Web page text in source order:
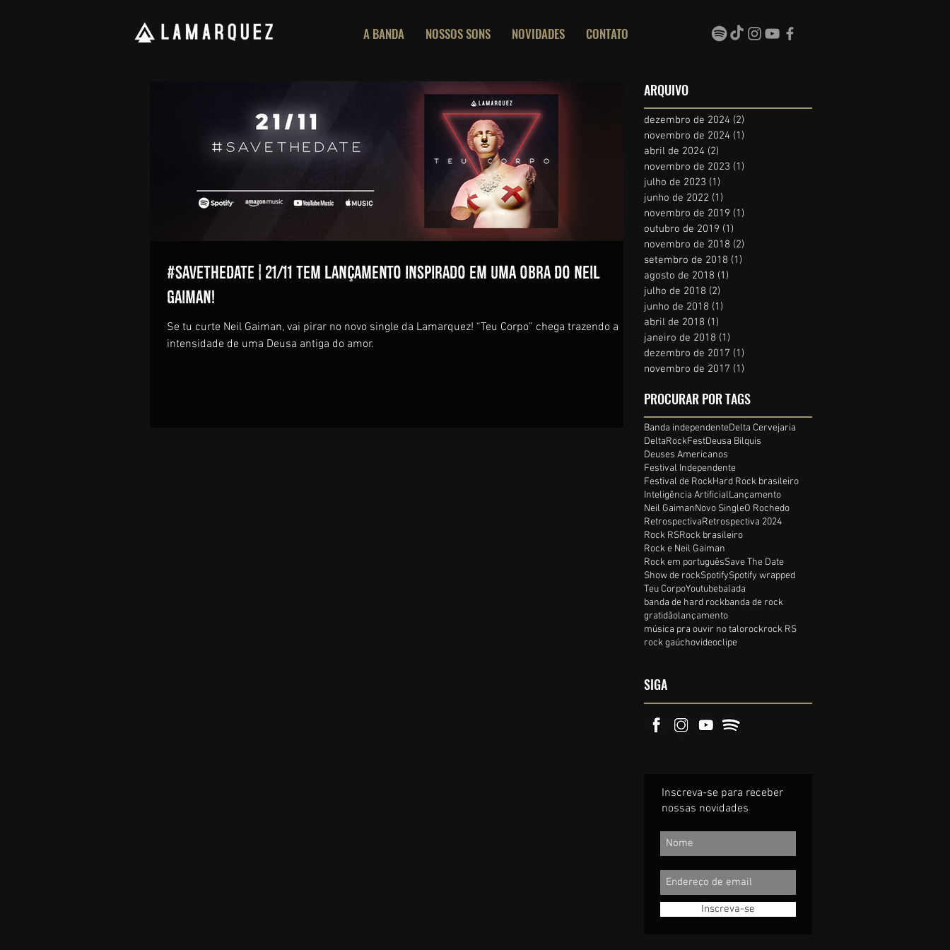
A BANDA NOSSOS SONS NOVIDADES CONTATO
#SAVETHEDATE | 21/11 Tem lançamento inspirado em uma obra do Neil
Gaiman!
Se tu curte Neil Gaiman, vai pirar no novo single da Lamarquez! “Teu Corpo” chega trazendo a
intensidade de uma Deusa antiga do amor.
ARQUIVO
dezembro de 2024 (2)
novembro de 2024 (1)
abril de 2024 (2)
novembro de 2023 (1)
julho de 2023 (1)
junho de 2022 (1)
novembro de 2019 (1)
outubro de 2019 (1)
novembro de 2018 (2)
setembro de 2018 (1)
agosto de 2018 (1)
julho de 2018 (2)
junho de 2018 (1)
abril de 2018 (1)
janeiro de 2018 (1)
dezembro de 2017 (1)
novembro de 2017 (1)
PROCURAR POR TAGS
Banda independenteDelta Cervejaria
DeltaRockFestDeusa Bilquis
Deuses Americanos
Festival Independente
Festival de RockHard Rock brasileiro
Inteligência ArtificialLançamento
Neil GaimanNovo SingleO Rochedo
RetrospectivaRetrospectiva 2024
Rock RSRock brasileiro
Rock e Neil Gaiman
Rock em portuguêsSave The Date
Show de rockSpotifySpotify wrapped
Teu CorpoYoutubebalada
banda de hard rockbanda de rock
gratidãolançamento
música pra ouvir no talorockrock RS
rock gaúchovideoclipe
SIGA
Inscreva-se para receber
nossas novidades
Inscreva-se